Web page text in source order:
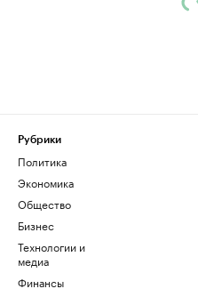
Рубрики
Политика
Экономика
Общество
Бизнес
Технологии и
медиа
Финансы